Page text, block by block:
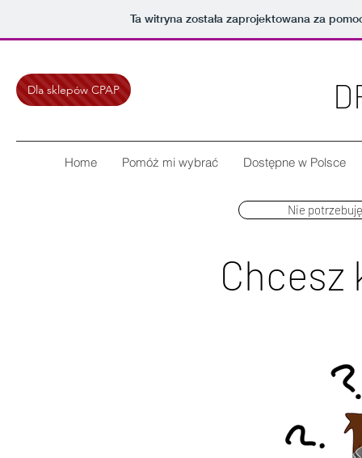
Ta witryna została zaprojektowana za
Dla sklepów CPAP
Home Pomóż mi wybrać Dostępne w Polsce
Nie
Chcesz